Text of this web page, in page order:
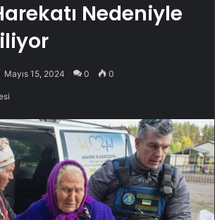
Nedeniyle
Mayıs 15, 2024 0 0